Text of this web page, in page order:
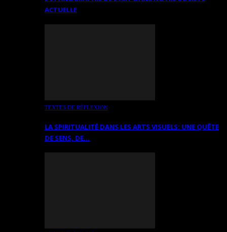
ACTUELLE
TEXTES DE RÉFLEXION
LA SPIRITUALITÉ DANS LES ARTS VISUELS: UNE QUÊTE
DE SENS, DE…